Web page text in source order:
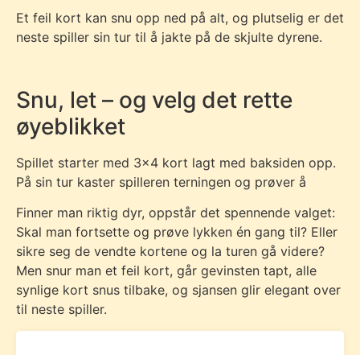
Et feil kort kan snu opp ned på alt, og plutselig er det
neste spiller sin tur til å jakte på de skjulte dyrene.
Snu, let – og velg det rette
øyeblikket
Spillet starter med 3×4 kort lagt med baksiden opp.
På sin tur kaster spilleren terningen og prøver å
Finner man riktig dyr, oppstår det spennende valget:
Skal man fortsette og prøve lykken én gang til? Eller
sikre seg de vendte kortene og la turen gå videre?
Men snur man et feil kort, går gevinsten tapt, alle
synlige kort snus tilbake, og sjansen glir elegant over
til neste spiller.